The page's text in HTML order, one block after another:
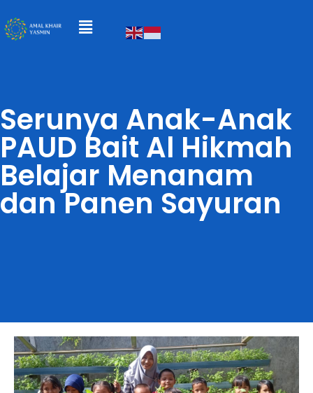
Serunya Anak-Anak
PAUD Bait Al Hikmah
Belajar Menanam
dan Panen Sayuran